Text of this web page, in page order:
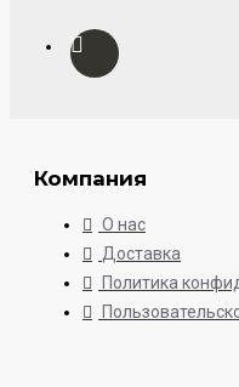
Компания
О нас
Доставка
Политика